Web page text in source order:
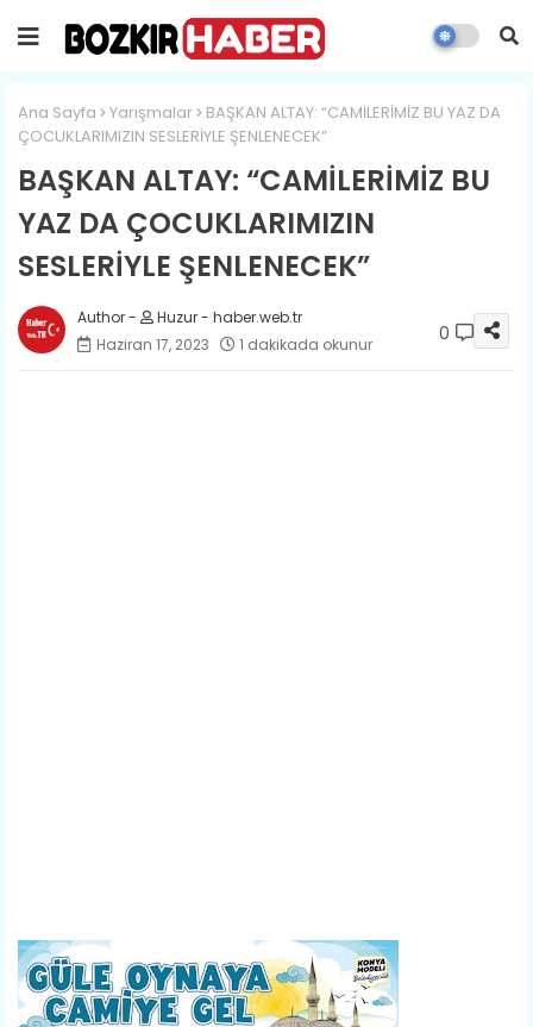
Ana Sayfa Yarışmalar
​BAŞKAN ALTAY: “CAMİLERİMİZ BU YAZ DA
ÇOCUKLARIMIZIN SESLERİYLE ŞENLENECEK”
​BAŞKAN ALTAY: “CAMİLERİMİZ BU
YAZ DA ÇOCUKLARIMIZIN
SESLERİYLE ŞENLENECEK”
Huzur - haber.web.tr
Haziran 17, 2023
1 dakikada okunur 0